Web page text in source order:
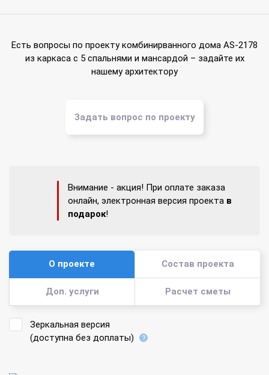
Есть вопросы по проекту комбинирванного дома AS-2178
из каркаса с 5 спальнями и мансардой – задайте их
нашему архитектору
Задать вопрос по проекту
Внимание - акция! При оплате заказа
онлайн, электронная версия проекта в
подарок!
О проекте Состав проекта
Доп. услуги Расчет сметы
Зеркальная версия
(доступна без доплаты)